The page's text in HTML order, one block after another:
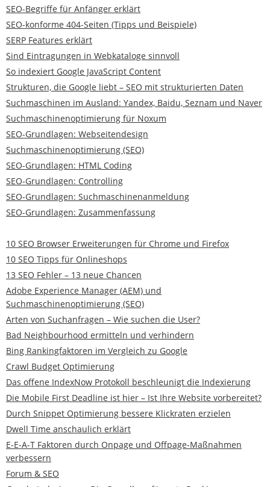
SEO-Begriffe für Anfänger erklärt
SEO-konforme 404-Seiten (Tipps und Beispiele)
SERP Features erklärt
Sind Eintragungen in Webkataloge sinnvoll
So indexiert Google JavaScript Content
Strukturen, die Google liebt – SEO mit strukturierten Daten
Suchmaschinen im Ausland: Yandex, Baidu, Seznam und Naver
Suchmaschinenoptimierung für Noxum
SEO-Grundlagen: Webseitendesign
Suchmaschinenoptimierung (SEO)
SEO-Grundlagen: HTML Coding
SEO-Grundlagen: Controlling
SEO-Grundlagen: Suchmaschinenanmeldung
SEO-Grundlagen: Zusammenfassung
10 SEO Browser Erweiterungen für Chrome und Firefox
10 SEO Tipps für Onlineshops
13 SEO Fehler – 13 neue Chancen
Adobe Experience Manager (AEM) und
Suchmaschinenoptimierung (SEO)
Arten von Suchanfragen – Wie suchen die User?
Bad Neighbourhood ermitteln und verhindern
Bing Rankingfaktoren im Vergleich zu Google
Crawl Budget Optimierung
Das offene IndexNow Protokoll beschleunigt die Indexierung
Die Mobile First Deadline ist hier – Ist Ihre Website vorbereitet?
Durch Snippet Optimierung bessere Klickraten erzielen
Dwell Time anschaulich erklärt
E-E-A-T Faktoren durch Onpage und Offpage-Maßnahmen
verbessern
Forum & SEO